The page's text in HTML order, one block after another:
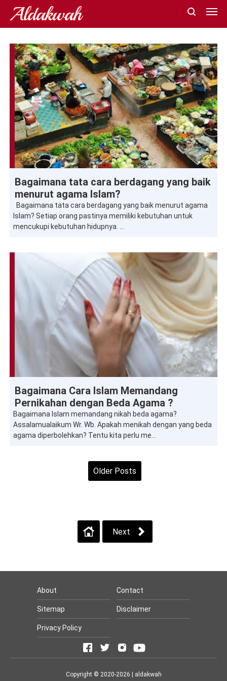
Aldakwah
Bagaimana tata cara berdagang yang baik
menurut agama Islam?
Bagaimana tata cara berdagang yang baik menurut agama
Islam? Setiap orang pastinya memiliki kebutuhan untuk
mencukupi kebutuhan hidupnya. ...
Bagaimana Cara Islam Memandang
Pernikahan dengan Beda Agama ?
Bagaimana Islam memandang nikah beda agama?
Assalamualaikum Wr. Wb. Apakah menikah dengan yang beda
agama diperbolehkan? Tentu kita perlu me...
Older Posts
Next
About Contact
Sitemap Disclaimer
Privacy Policy
Copyright © 2020-2026 | aldakwah